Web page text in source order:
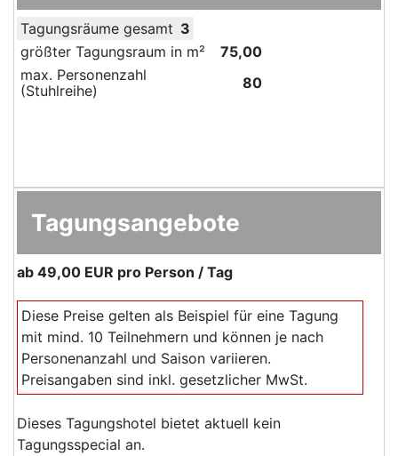
Tagungsräume gesamt 3
größter Tagungsraum in m²
75,00
max. Personenzahl
(Stuhlreihe)
80
Tagungsangebote
ab 49,00 EUR pro Person / Tag
Diese Preise gelten als Beispiel für eine Tagung
mit mind. 10 Teilnehmern und können je nach
Personenanzahl und Saison variieren.
Preisangaben sind inkl. gesetzlicher MwSt.
Dieses Tagungshotel bietet aktuell kein
Tagungsspecial an.